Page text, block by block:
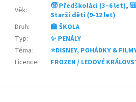
Věk: 🧒 Předškoláci (3–6 let),
Starší děti (9-12 let)
Druh:
🏫 ŠKOLA
Typ:
✨ PENÁLY
Téma:
⭐DISNEY, POHÁDKY &
Licence: FROZEN / LEDOVÉ